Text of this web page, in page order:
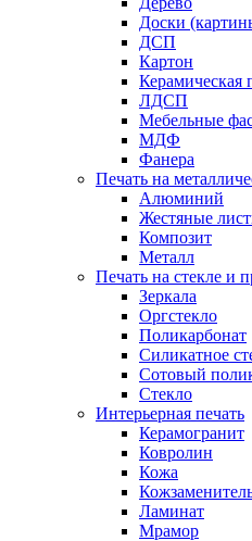
Доски
ДСП
Картон
Керамическая
ЛДСП
Мебельные
МДФ
Фанера
Печать на
Алюминий
Жестяные
Композит
Металл
Печать на стекле и
Зеркала
Оргстекло
Поликарбонат
Силикатное
Сотовый
Стекло
Интерьерная печать
Керамогранит
Ковролин
Кожа
Ламинат
Мрамор